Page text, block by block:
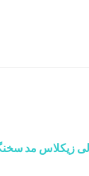
زیکلاس مد